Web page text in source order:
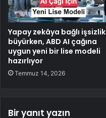
Yapay zekâya bağlı işsizlik
büyürken, ABD AI çağına
uygun yeni bir lise modeli
hazırlıyor
Temmuz 14, 2026
Bir yanıt yazın